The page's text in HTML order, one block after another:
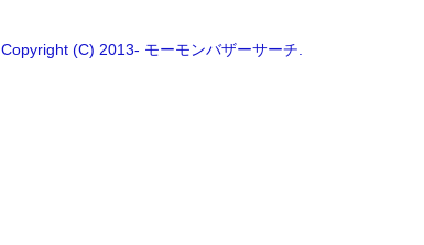
Copyright (C) 2013- モーモンバザーサーチ.